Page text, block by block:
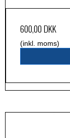
600,00 DKK
(inkl. moms)